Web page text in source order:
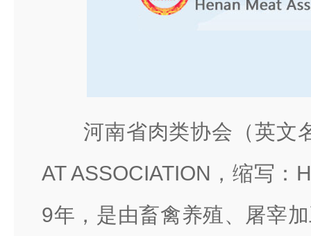
河南省肉类协会（英文
AT ASSOCIATION，缩写：
9年，是由畜禽养殖、屠宰